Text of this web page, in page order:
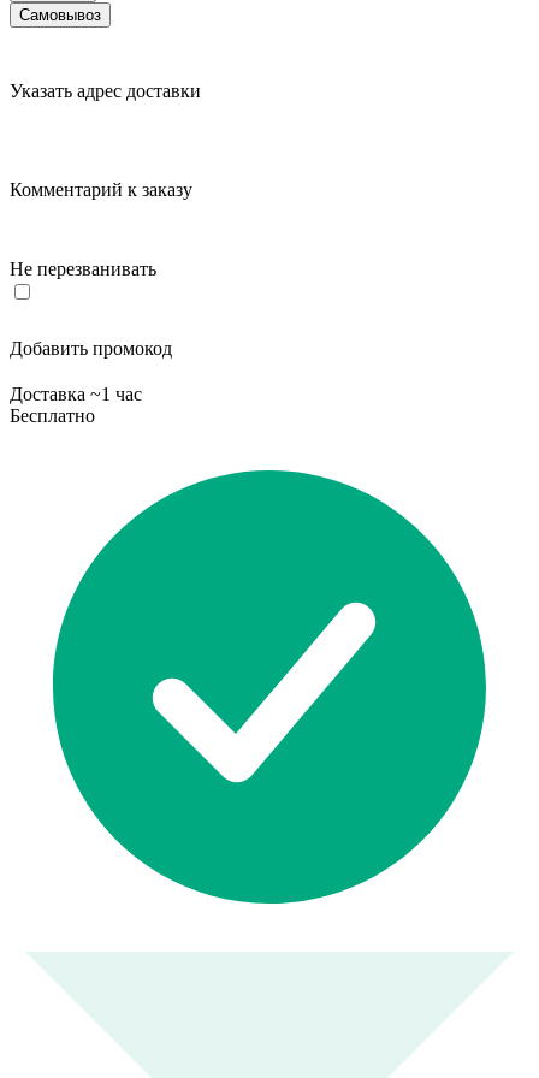
Самовывоз
Указать адрес доставки
Комментарий к заказу
Не перезванивать
Добавить промокод
Доставка ~1 час
Бесплатно